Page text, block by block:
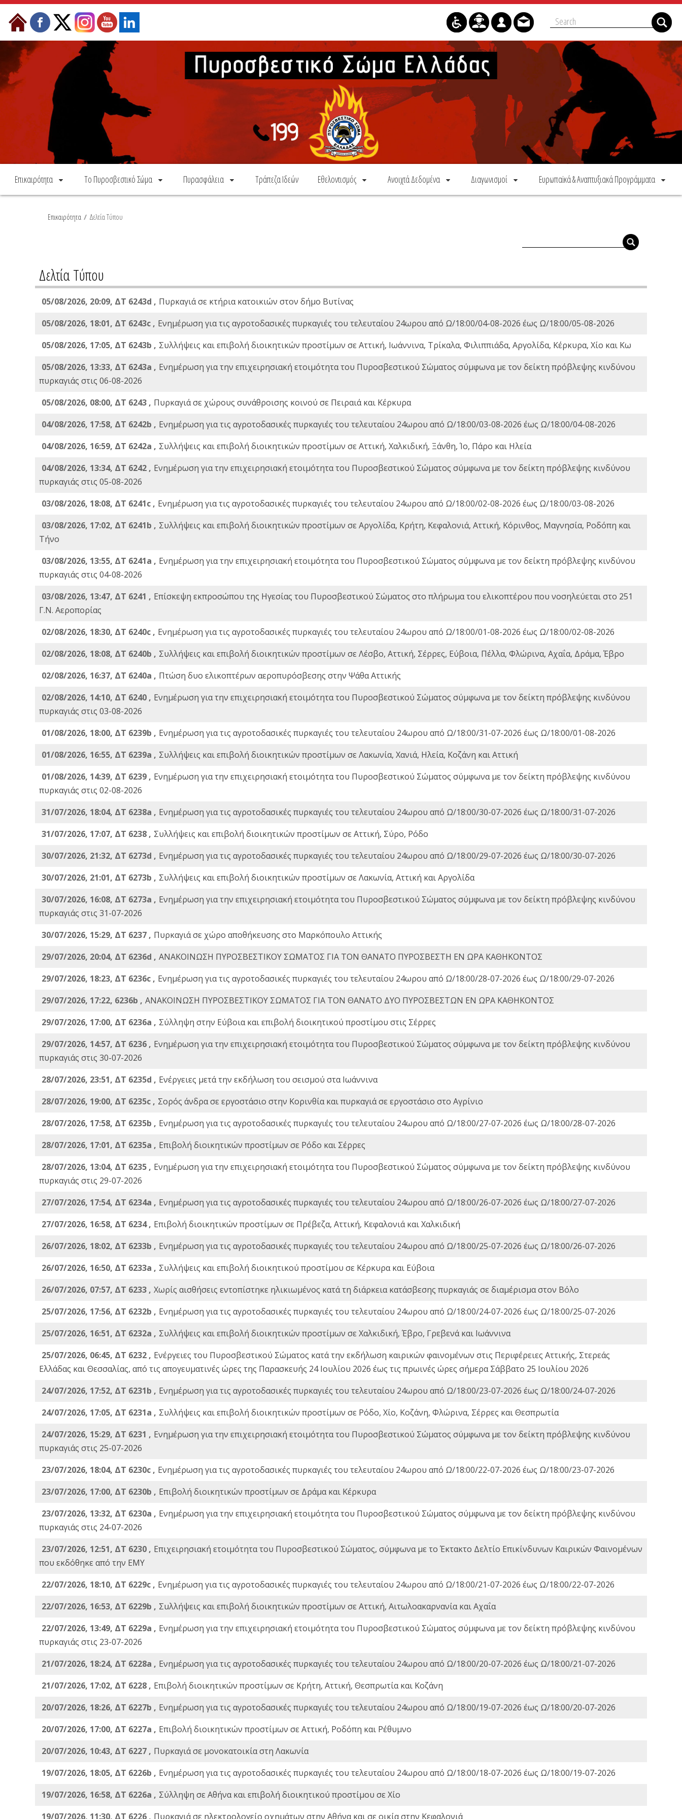
Skip to Content
Επικαιρότητα Το Πυροσβεστικό Σώμα Πυρασφάλεια Τράπεζα Ιδεών Εθελοντισμός Ανοιχτά Δεδομένα Διαγωνισμοί Ευρωπαϊκά & Αναπτυξιακά Προγράμματα
Επικαιρότητα / Δελτία Τύπου
Δελτία Τύπου
05/08/2026, 20:09, ΔΤ 6243d , Πυρκαγιά σε κτήρια κατοικιών στον δήμο Βυτίνας
05/08/2026, 18:01, ΔΤ 6243c , Ενημέρωση για τις αγροτοδασικές πυρκαγιές του τελευταίου 24ωρου από Ω/18:00/04-08-2026 έως Ω/18:00/05-08-2026
05/08/2026, 17:05, ΔΤ 6243b , Συλλήψεις και επιβολή διοικητικών προστίμων σε Αττική, Ιωάννινα, Τρίκαλα, Φιλιππιάδα, Αργολίδα, Κέρκυρα, Χίο και Κω
05/08/2026, 13:33, ΔΤ 6243a , Ενημέρωση για την επιχειρησιακή ετοιμότητα του Πυροσβεστικού Σώματος σύμφωνα με τον δείκτη πρόβλεψης κινδύνου
πυρκαγιάς στις 06-08-2026
05/08/2026, 08:00, ΔΤ 6243 , Πυρκαγιά σε χώρους συνάθροισης κοινού σε Πειραιά και Κέρκυρα
04/08/2026, 17:58, ΔΤ 6242b , Ενημέρωση για τις αγροτοδασικές πυρκαγιές του τελευταίου 24ωρου από Ω/18:00/03-08-2026 έως Ω/18:00/04-08-2026
04/08/2026, 16:59, ΔΤ 6242a , Συλλήψεις και επιβολή διοικητικών προστίμων σε Αττική, Χαλκιδική, Ξάνθη, Ίο, Πάρο και Ηλεία
04/08/2026, 13:34, ΔΤ 6242 , Ενημέρωση για την επιχειρησιακή ετοιμότητα του Πυροσβεστικού Σώματος σύμφωνα με τον δείκτη πρόβλεψης κινδύνου
πυρκαγιάς στις 05-08-2026
03/08/2026, 18:08, ΔΤ 6241c , Ενημέρωση για τις αγροτοδασικές πυρκαγιές του τελευταίου 24ωρου από Ω/18:00/02-08-2026 έως Ω/18:00/03-08-2026
03/08/2026, 17:02, ΔΤ 6241b , Συλλήψεις και επιβολή διοικητικών προστίμων σε Αργολίδα, Κρήτη, Κεφαλονιά, Αττική, Κόρινθος, Μαγνησία, Ροδόπη και
Τήνο
03/08/2026, 13:55, ΔΤ 6241a , Ενημέρωση για την επιχειρησιακή ετοιμότητα του Πυροσβεστικού Σώματος σύμφωνα με τον δείκτη πρόβλεψης κινδύνου
πυρκαγιάς στις 04-08-2026
03/08/2026, 13:47, ΔΤ 6241 , Επίσκεψη εκπροσώπου της Ηγεσίας του Πυροσβεστικού Σώματος στο πλήρωμα του ελικοπτέρου που νοσηλεύεται στο 251
Γ.Ν. Αεροπορίας
02/08/2026, 18:30, ΔΤ 6240c , Ενημέρωση για τις αγροτοδασικές πυρκαγιές του τελευταίου 24ωρου από Ω/18:00/01-08-2026 έως Ω/18:00/02-08-2026
02/08/2026, 18:08, ΔΤ 6240b , Συλλήψεις και επιβολή διοικητικών προστίμων σε Λέσβο, Αττική, Σέρρες, Εύβοια, Πέλλα, Φλώρινα, Αχαΐα, Δράμα, Έβρο
02/08/2026, 16:37, ΔΤ 6240a , Πτώση δυο ελικοπτέρων αεροπυρόσβεσης στην Ψάθα Αττικής
02/08/2026, 14:10, ΔΤ 6240 , Ενημέρωση για την επιχειρησιακή ετοιμότητα του Πυροσβεστικού Σώματος σύμφωνα με τον δείκτη πρόβλεψης κινδύνου
πυρκαγιάς στις 03-08-2026
01/08/2026, 18:00, ΔΤ 6239b , Ενημέρωση για τις αγροτοδασικές πυρκαγιές του τελευταίου 24ωρου από Ω/18:00/31-07-2026 έως Ω/18:00/01-08-2026
01/08/2026, 16:55, ΔΤ 6239a , Συλλήψεις και επιβολή διοικητικών προστίμων σε Λακωνία, Χανιά, Ηλεία, Κοζάνη και Αττική
01/08/2026, 14:39, ΔΤ 6239 , Ενημέρωση για την επιχειρησιακή ετοιμότητα του Πυροσβεστικού Σώματος σύμφωνα με τον δείκτη πρόβλεψης κινδύνου
πυρκαγιάς στις 02-08-2026
31/07/2026, 18:04, ΔΤ 6238a , Ενημέρωση για τις αγροτοδασικές πυρκαγιές του τελευταίου 24ωρου από Ω/18:00/30-07-2026 έως Ω/18:00/31-07-2026
31/07/2026, 17:07, ΔΤ 6238 , Συλλήψεις και επιβολή διοικητικών προστίμων σε Αττική, Σύρο, Ρόδο
30/07/2026, 21:32, ΔΤ 6273d , Ενημέρωση για τις αγροτοδασικές πυρκαγιές του τελευταίου 24ωρου από Ω/18:00/29-07-2026 έως Ω/18:00/30-07-2026
30/07/2026, 21:01, ΔΤ 6273b , Συλλήψεις και επιβολή διοικητικών προστίμων σε Λακωνία, Αττική και Αργολίδα
30/07/2026, 16:08, ΔΤ 6273a , Ενημέρωση για την επιχειρησιακή ετοιμότητα του Πυροσβεστικού Σώματος σύμφωνα με τον δείκτη πρόβλεψης κινδύνου
πυρκαγιάς στις 31-07-2026
30/07/2026, 15:29, ΔΤ 6237 , Πυρκαγιά σε χώρο αποθήκευσης στο Μαρκόπουλο Αττικής
29/07/2026, 20:04, ΔΤ 6236d , ΑΝΑΚΟΙΝΩΣΗ ΠΥΡΟΣΒΕΣΤΙΚΟΥ ΣΩΜΑΤΟΣ ΓΙΑ ΤΟΝ ΘΑΝΑΤΟ ΠΥΡΟΣΒΕΣΤΗ ΕΝ ΩΡΑ ΚΑΘΗΚΟΝΤΟΣ
29/07/2026, 18:23, ΔΤ 6236c , Ενημέρωση για τις αγροτοδασικές πυρκαγιές του τελευταίου 24ωρου από Ω/18:00/28-07-2026 έως Ω/18:00/29-07-2026
29/07/2026, 17:22, 6236b , ΑΝΑΚΟΙΝΩΣΗ ΠΥΡΟΣΒΕΣΤΙΚΟΥ ΣΩΜΑΤΟΣ ΓΙΑ ΤΟΝ ΘΑΝΑΤΟ ΔΥΟ ΠΥΡΟΣΒΕΣΤΩΝ ΕΝ ΩΡΑ ΚΑΘΗΚΟΝΤΟΣ
29/07/2026, 17:00, ΔΤ 6236a , Σύλληψη στην Εύβοια και επιβολή διοικητικού προστίμου στις Σέρρες
29/07/2026, 14:57, ΔΤ 6236 , Ενημέρωση για την επιχειρησιακή ετοιμότητα του Πυροσβεστικού Σώματος σύμφωνα με τον δείκτη πρόβλεψης κινδύνου
πυρκαγιάς στις 30-07-2026
28/07/2026, 23:51, ΔΤ 6235d , Ενέργειες μετά την εκδήλωση του σεισμού στα Ιωάννινα
28/07/2026, 19:00, ΔΤ 6235c , Σορός άνδρα σε εργοστάσιο στην Κορινθία και πυρκαγιά σε εργοστάσιο στο Αγρίνιο
28/07/2026, 17:58, ΔΤ 6235b , Ενημέρωση για τις αγροτοδασικές πυρκαγιές του τελευταίου 24ωρου από Ω/18:00/27-07-2026 έως Ω/18:00/28-07-2026
28/07/2026, 17:01, ΔΤ 6235a , Eπιβολή διοικητικών προστίμων σε Ρόδο και Σέρρες
28/07/2026, 13:04, ΔΤ 6235 , Ενημέρωση για την επιχειρησιακή ετοιμότητα του Πυροσβεστικού Σώματος σύμφωνα με τον δείκτη πρόβλεψης κινδύνου
πυρκαγιάς στις 29-07-2026
27/07/2026, 17:54, ΔΤ 6234a , Ενημέρωση για τις αγροτοδασικές πυρκαγιές του τελευταίου 24ωρου από Ω/18:00/26-07-2026 έως Ω/18:00/27-07-2026
27/07/2026, 16:58, ΔΤ 6234 , Eπιβολή διοικητικών προστίμων σε Πρέβεζα, Αττική, Κεφαλονιά και Χαλκιδική
26/07/2026, 18:02, ΔΤ 6233b , Ενημέρωση για τις αγροτοδασικές πυρκαγιές του τελευταίου 24ωρου από Ω/18:00/25-07-2026 έως Ω/18:00/26-07-2026
26/07/2026, 16:50, ΔΤ 6233a , Συλλήψεις και επιβολή διοικητικού προστίμου σε Κέρκυρα και Εύβοια
26/07/2026, 07:57, ΔΤ 6233 , Χωρίς αισθήσεις εντοπίστηκε ηλικιωμένος κατά τη διάρκεια κατάσβεσης πυρκαγιάς σε διαμέρισμα στον Βόλο
25/07/2026, 17:56, ΔΤ 6232b , Ενημέρωση για τις αγροτοδασικές πυρκαγιές του τελευταίου 24ωρου από Ω/18:00/24-07-2026 έως Ω/18:00/25-07-2026
25/07/2026, 16:51, ΔΤ 6232a , Συλλήψεις και επιβολή διοικητικών προστίμων σε Χαλκιδική, Έβρο, Γρεβενά και Ιωάννινα
25/07/2026, 06:45, ΔΤ 6232 , Ενέργειες του Πυροσβεστικού Σώματος κατά την εκδήλωση καιρικών φαινομένων στις Περιφέρειες Αττικής, Στερεάς
Ελλάδας και Θεσσαλίας, από τις απογευματινές ώρες της Παρασκευής 24 Ιουλίου 2026 έως τις πρωινές ώρες σήμερα Σάββατο 25 Ιουλίου 2026
24/07/2026, 17:52, ΔΤ 6231b , Ενημέρωση για τις αγροτοδασικές πυρκαγιές του τελευταίου 24ωρου από Ω/18:00/23-07-2026 έως Ω/18:00/24-07-2026
24/07/2026, 17:05, ΔΤ 6231a , Συλλήψεις και επιβολή διοικητικών προστίμων σε Ρόδο, Χίο, Κοζάνη, Φλώρινα, Σέρρες και Θεσπρωτία
24/07/2026, 15:29, ΔΤ 6231 , Ενημέρωση για την επιχειρησιακή ετοιμότητα του Πυροσβεστικού Σώματος σύμφωνα με τον δείκτη πρόβλεψης κινδύνου
πυρκαγιάς στις 25-07-2026
23/07/2026, 18:04, ΔΤ 6230c , Ενημέρωση για τις αγροτοδασικές πυρκαγιές του τελευταίου 24ωρου από Ω/18:00/22-07-2026 έως Ω/18:00/23-07-2026
23/07/2026, 17:00, ΔΤ 6230b , Επιβολή διοικητικών προστίμων σε Δράμα και Κέρκυρα
23/07/2026, 13:32, ΔΤ 6230a , Ενημέρωση για την επιχειρησιακή ετοιμότητα του Πυροσβεστικού Σώματος σύμφωνα με τον δείκτη πρόβλεψης κινδύνου
πυρκαγιάς στις 24-07-2026
23/07/2026, 12:51, ΔΤ 6230 , Επιχειρησιακή ετοιμότητα του Πυροσβεστικού Σώματος, σύμφωνα με το Έκτακτο Δελτίο Επικίνδυνων Καιρικών Φαινομένων
που εκδόθηκε από την ΕΜΥ
22/07/2026, 18:10, ΔΤ 6229c , Ενημέρωση για τις αγροτοδασικές πυρκαγιές του τελευταίου 24ωρου από Ω/18:00/21-07-2026 έως Ω/18:00/22-07-2026
22/07/2026, 16:53, ΔΤ 6229b , Σuλλήψεις και επιβολή διοικητικών προστίμων σε Αττική, Αιτωλοακαρνανία και Αχαΐα
22/07/2026, 13:49, ΔΤ 6229a , Ενημέρωση για την επιχειρησιακή ετοιμότητα του Πυροσβεστικού Σώματος σύμφωνα με τον δείκτη πρόβλεψης κινδύνου
πυρκαγιάς στις 23-07-2026
21/07/2026, 18:24, ΔΤ 6228a , Ενημέρωση για τις αγροτοδασικές πυρκαγιές του τελευταίου 24ωρου από Ω/18:00/20-07-2026 έως Ω/18:00/21-07-2026
21/07/2026, 17:02, ΔΤ 6228 , Επιβολή διοικητικών προστίμων σε Κρήτη, Αττική, Θεσπρωτία και Κοζάνη
20/07/2026, 18:26, ΔΤ 6227b , Ενημέρωση για τις αγροτοδασικές πυρκαγιές του τελευταίου 24ωρου από Ω/18:00/19-07-2026 έως Ω/18:00/20-07-2026
20/07/2026, 17:00, ΔΤ 6227a , Επιβολή διοικητικών προστίμων σε Αττική, Ροδόπη και Ρέθυμνο
20/07/2026, 10:43, ΔΤ 6227 , Πυρκαγιά σε μονοκατοικία στη Λακωνία
19/07/2026, 18:05, ΔΤ 6226b , Ενημέρωση για τις αγροτοδασικές πυρκαγιές του τελευταίου 24ωρου από Ω/18:00/18-07-2026 έως Ω/18:00/19-07-2026
19/07/2026, 16:58, ΔΤ 6226a , Σύλληψη σε Αθήνα και επιβολή διοικητικού προστίμου σε Χίο
19/07/2026, 11:30, ΔΤ 6226 , Πυρκαγιά σε ηλεκτρολογείο οχημάτων στην Αθήνα και σε οικία στην Κεφαλονιά